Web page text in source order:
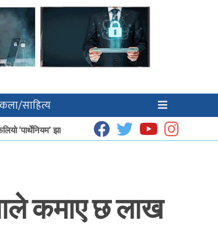
कला/साहित्य
‘पार्थेनियम’ झार धूप उत्पादनबाट हेटौँडाका गृहिणीको आम्दानी बढ्दै
कमाए छ लाख